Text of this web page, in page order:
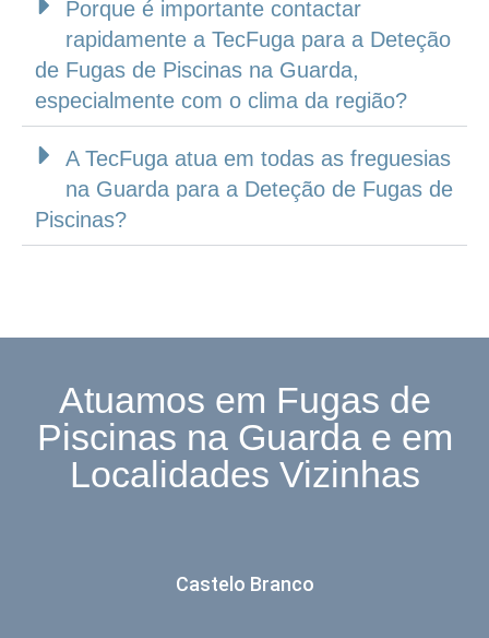
Porque é importante contactar
rapidamente a TecFuga para a Deteção
de Fugas de Piscinas na Guarda,
especialmente com o clima da região?
A TecFuga atua em todas as freguesias
na Guarda para a Deteção de Fugas de
Piscinas?
Atuamos em Fugas de
Piscinas na Guarda e em
Localidades Vizinhas
Castelo Branco